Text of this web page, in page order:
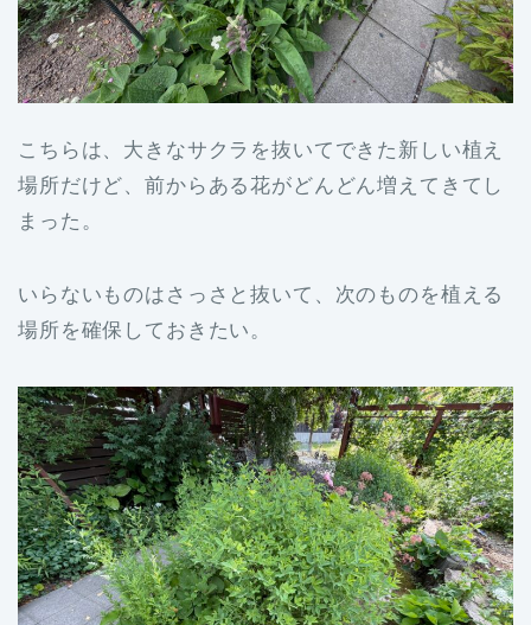
こちらは、大きなサクラを抜いてできた新しい植え
場所だけど、前からある花がどんどん増えてきてし
まった。
いらないものはさっさと抜いて、次のものを植える
場所を確保しておきたい。